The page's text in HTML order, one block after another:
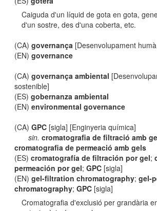
Caiguda d'un líquid de gota en gota,
d'un sostre, des d'una coberta, etc.
(CA)governança [Desenvolupament
(EN)governance
(CA)governança ambiental
sostenible]
(ES)gobernanza ambiental
(EN)environmental governance
(CA)GPC [sigla] [Enginyeria química]
sin. cromatografia de filtració amb
cromatografia de permeació amb gels
(ES)cromatografía de filtración por gel;
permeación por gel;GPC [sigla]
(EN)gel-filtration chromatography;gel-
chromatography;GPC [sigla]
Cromatografia d'exclusió per grandària